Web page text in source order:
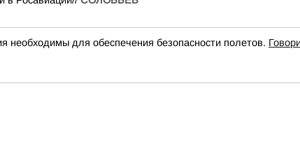
для обеспечения безопасности полетов.